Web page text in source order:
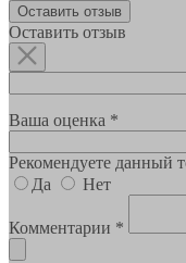
Оставить отзыв
Оставить отзыв
Ваша оценка *
Рекомендуете данный
Да
Нет
Комментарии *